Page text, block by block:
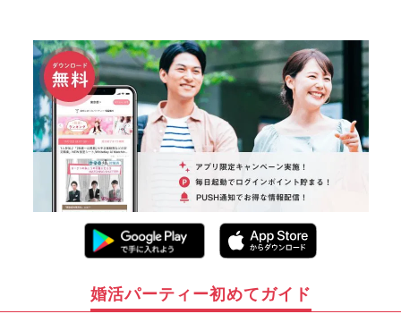
婚活パーティー初めてガイド